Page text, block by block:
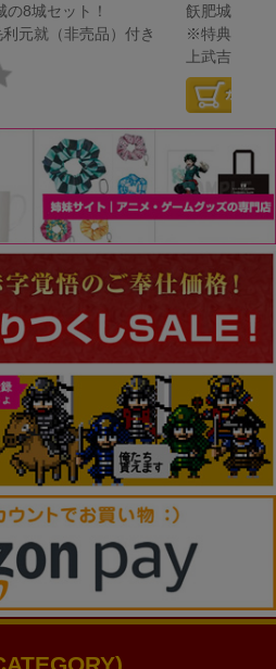
8城セット！
元就（非売品）付き
飫肥城,今帰
※特典：聚
上武吉（非